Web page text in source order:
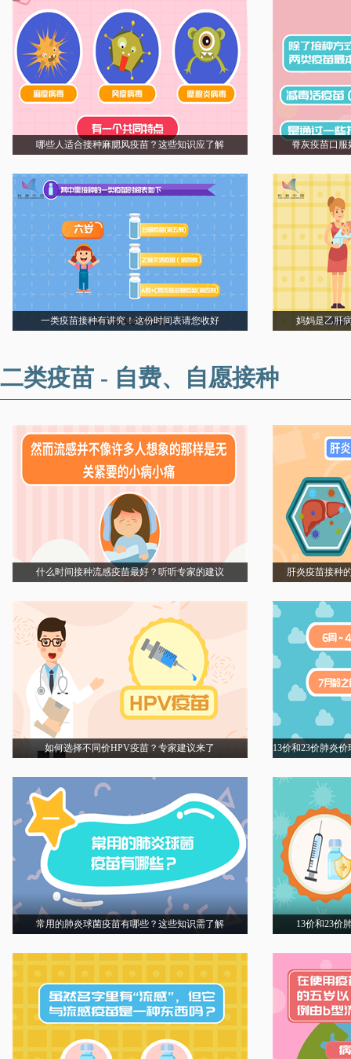
哪些人适合接种麻腮风疫苗？这些知识应了解 脊灰疫苗口
一类疫苗接种有讲究！这份时间表请您收好 妈妈是乙肝
二类疫苗 - 自费、自愿接种
什么时间接种流感疫苗最好？听听专家的建议 肝炎疫苗接种
如何选择不同价HPV疫苗？专家建议来了 13价和23价肺炎
常用的肺炎球菌疫苗有哪些？这些知识需了解 13价和23价